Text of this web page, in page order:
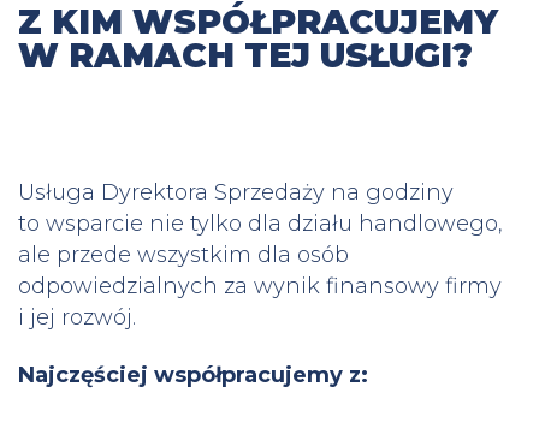
Z KIM WSPÓŁPRACUJEMY
W RAMACH TEJ USŁUGI?
Usługa Dyrektora Sprzedaży na godziny
to wsparcie nie tylko dla działu handlowego,
ale przede wszystkim dla osób
odpowiedzialnych za wynik finansowy firmy
i jej rozwój.
Najczęściej współpracujemy z: